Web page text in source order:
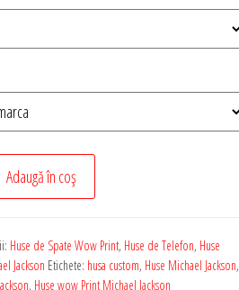
Adaugă în coș
Huse de Spate Wow Print, Huse de Telefon, Huse
Jackson Etichete: husa custom, Huse Michael Jackson,
, Huse wow Print Michael Jackson